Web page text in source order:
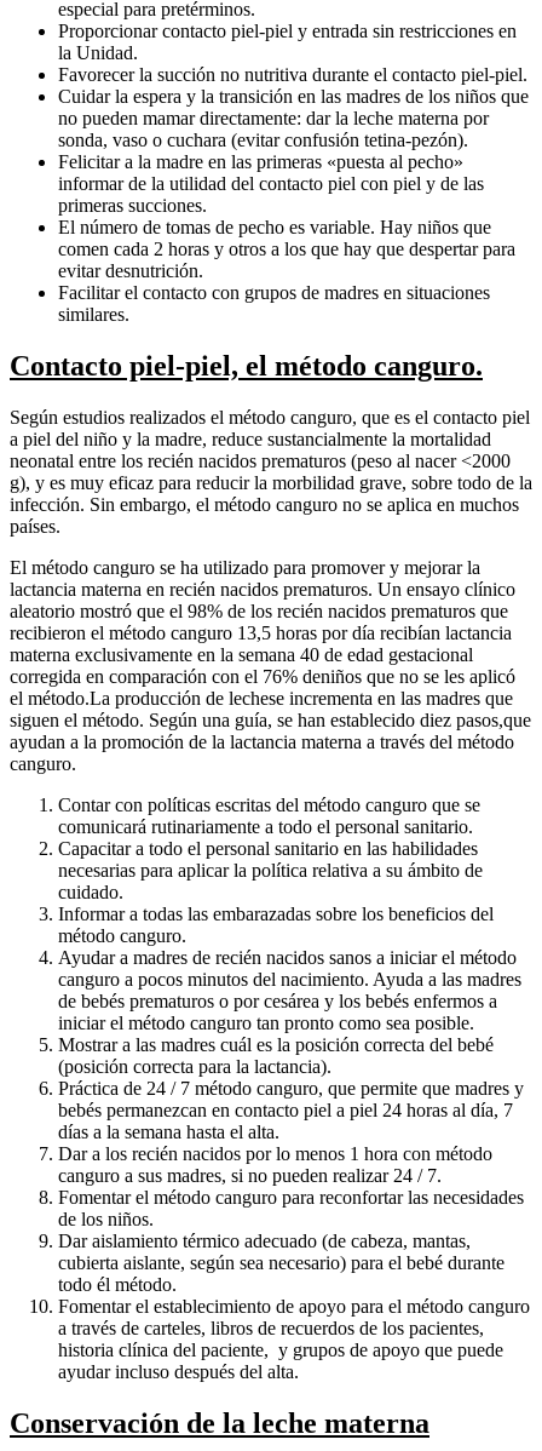
especial para pretérminos.
Proporcionar contacto piel-piel y entrada sin restricciones en
la Unidad.
Favorecer la succión no nutritiva durante el contacto piel-piel.
Cuidar la espera y la transición en las madres de los niños que
no pueden mamar directamente: dar la leche materna por
sonda, vaso o cuchara (evitar confusión tetina-pezón).
Felicitar a la madre en las primeras «puesta al pecho»
informar de la utilidad del contacto piel con piel y de las
primeras succiones.
El número de tomas de pecho es variable. Hay niños que
comen cada 2 horas y otros a los que hay que despertar para
evitar desnutrición.
Facilitar el contacto con grupos de madres en situaciones
similares.
Contacto piel-piel, el método canguro.
Según estudios realizados el método canguro, que es el contacto piel
a piel del niño y la madre, reduce sustancialmente la mortalidad
neonatal entre los recién nacidos prematuros (peso al nacer <2000
g), y es muy eficaz para reducir la morbilidad grave, sobre todo de la
infección. Sin embargo, el método canguro no se aplica en muchos
países.
El método canguro se ha utilizado para promover y mejorar la
lactancia materna en recién nacidos prematuros. Un ensayo clínico
aleatorio mostró que el 98% de los recién nacidos prematuros que
recibieron el método canguro 13,5 horas por día recibían lactancia
materna exclusivamente en la semana 40 de edad gestacional
corregida en comparación con el 76% deniños que no se les aplicó
el método.La producción de lechese incrementa en las madres que
siguen el método. Según una guía, se han establecido diez pasos,que
ayudan a la promoción de la lactancia materna a través del método
canguro.
Contar con políticas escritas del método canguro que se
comunicará rutinariamente a todo el personal sanitario.
Capacitar a todo el personal sanitario en las habilidades
necesarias para aplicar la política relativa a su ámbito de
cuidado.
Informar a todas las embarazadas sobre los beneficios del
método canguro.
Ayudar a madres de recién nacidos sanos a iniciar el método
canguro a pocos minutos del nacimiento. Ayuda a las madres
de bebés prematuros o por cesárea y los bebés enfermos a
iniciar el método canguro tan pronto como sea posible.
Mostrar a las madres cuál es la posición correcta del bebé
(posición correcta para la lactancia).
Práctica de 24 / 7 método canguro, que permite que madres y
bebés permanezcan en contacto piel a piel 24 horas al día, 7
días a la semana hasta el alta.
Dar a los recién nacidos por lo menos 1 hora con método
canguro a sus madres, si no pueden realizar 24 / 7.
Fomentar el método canguro para reconfortar las necesidades
de los niños.
Dar aislamiento térmico adecuado (de cabeza, mantas,
cubierta aislante, según sea necesario) para el bebé durante
todo él método.
Fomentar el establecimiento de apoyo para el método canguro
a través de carteles, libros de recuerdos de los pacientes,
historia clínica del paciente, y grupos de apoyo que puede
ayudar incluso después del alta.
Conservación de la leche materna